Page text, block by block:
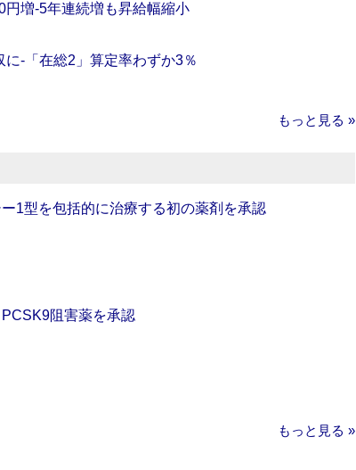
円増‐5年連続増も昇給幅縮小
‐「在総2」算定率わずか3％
もっと見る »
1型を包括的に治療する初の薬剤を承認
阻害薬を承認
もっと見る »